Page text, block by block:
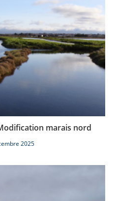
marais nord
2025